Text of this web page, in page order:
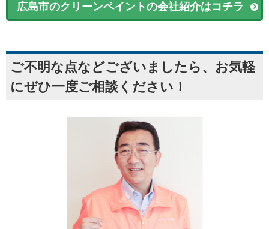
広島市のクリーンペイントの会社紹介はコチラ
ご不明な点などございましたら、お気軽
にぜひ一度ご相談ください！